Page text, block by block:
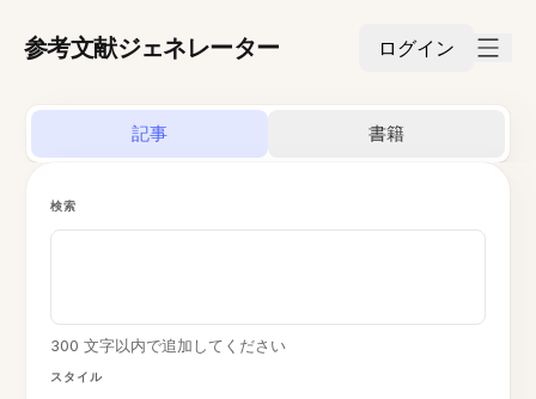
参考文献ジェネレーター ログイン
記事 書籍
スタイル
検索
300 文字以内で追加してください